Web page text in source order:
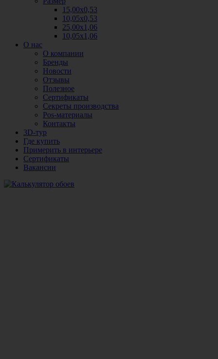
15,00х0,53
10,05х0,53
25,00х1,06
10,05х1,06
О нас
О компании
Бренды
Новости
Отзывы
Полезное
Сертификаты
Секреты производства
Pos-материалы
Контакты
3D-тур
Где купить
Примерить в интерьере
Сертификаты
Вакансии